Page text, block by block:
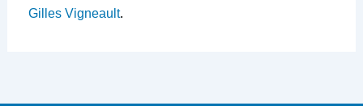
Gilles Vigneault.